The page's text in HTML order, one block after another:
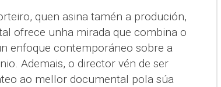
quen asina tamén a produción,
ofrece unha mirada que combina o
enfoque contemporáneo sobre a
Ademais, o director vén de ser
ao mellor documental pola súa